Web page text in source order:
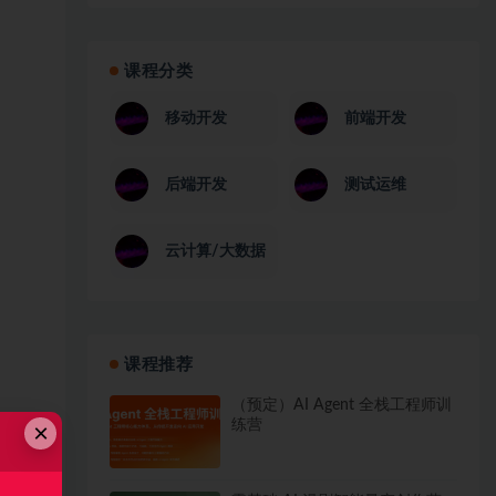
课程分类
移动开发 前端开发
后端开发 测试运维
云计算/大数据
课程推荐
（预定）AI Agent 全栈工程师训
练营
×